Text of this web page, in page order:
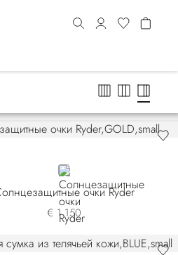
GOLD
очки Ryder
€ 1.150